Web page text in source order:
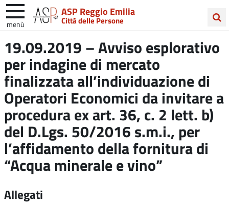
ASP Reggio Emilia
Città delle Persone
menù
nel
sito
19.09.2019 – Avviso esplorativo
per indagine di mercato
finalizzata all’individuazione di
Operatori Economici da invitare a
procedura ex art. 36, c. 2 lett. b)
del D.Lgs. 50/2016 s.m.i., per
l’affidamento della fornitura di
“Acqua minerale e vino”
Allegati